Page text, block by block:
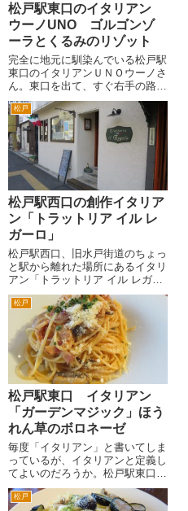
松戸駅東口のイタリアン
ウーノUNO ゴルゴンゾ
ーラとくるみのリゾット
完全に地元に馴染んでいる松戸駅
東口のイタリアンＵＮＯウーノさ
ん。東口を出て、すぐ右手の路地
（吉野家の横）をまっすぐ行く
と、突き当りです。1分程度で
す。いや2分ぐらいかな。お店
は、ＤＶＤや本を販売するお店の
二階です。 ランチは、看板のメ
ニュー...
松戸
松戸駅西口の創作イタリア
ン「トラットリア イル レ
ガーロ」
松戸駅西口、旧水戸街道のちょっ
と駅から離れた場所にあるイタリ
アン「トラットリア イル レガー
ロ」。 普通のイタリアンという
よりは、たぶん創作イタリア料理
というのが近いんじゃないかと思
います。 近道じゃなくて、わ
かりやすく説明します。松戸駅...
松戸
松戸駅東口 イタリアン
「ガーデンマジック」ほう
れん草のボロネーゼ
毎度「イタリアン」と書いてしま
っているが、イタリアンと定義し
てよいのだろうか。松戸駅東口の
イトーヨーカドー・プラーレ松戸
の屋上にあるレストラン「ガーデ
松戸